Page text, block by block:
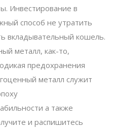
Инвестирование в
способ не утратить
вкладывательный кошель.
металл, как-то,
предохранения
металл служит
а также
и распишитесь